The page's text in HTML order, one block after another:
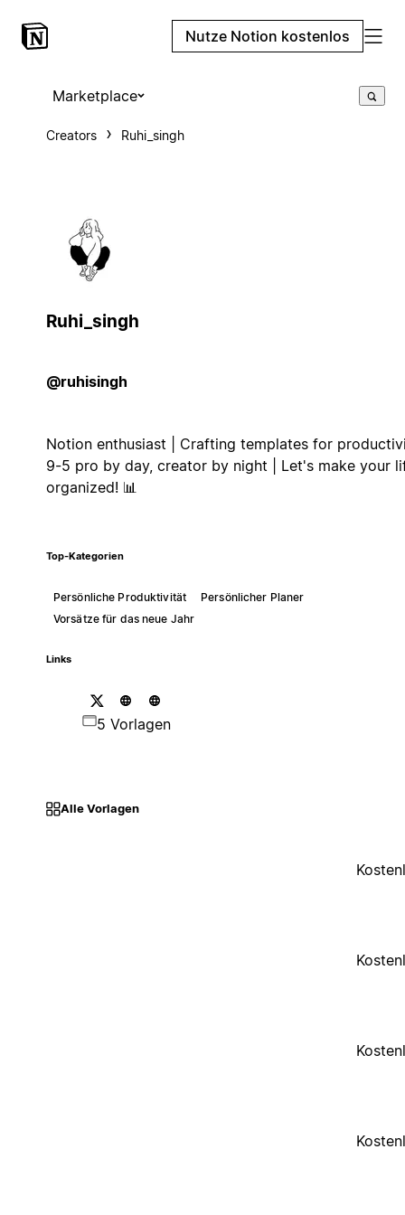
Nutze Notion kostenlos
Marketplace
Creators Ruhi_singh
Ruhi_singh
@ruhisingh
Notion enthusiast | Crafting templates for
9-5 pro by day, creator by night | Let's make your
organized! 📊
Top-Kategorien
Persönliche Produktivität
Persönlicher Planer
Vorsätze für das neue Jahr
Links
5 Vorlagen
Alle Vorlagen